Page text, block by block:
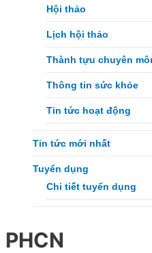
Hội thảo
Lịch hội thảo
Thành tựu chuyên
Thông tin sức khỏe
Tin tức hoạt động
Tin tức mới nhất
Tuyển dụng
Chi tiết tuyển dụng
PHCN